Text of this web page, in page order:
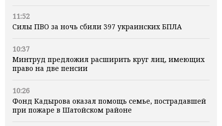
11:52
Силы ПВО за ночь сбили 397 украинских БПЛА
10:37
Минтруд предложил расширить круг лиц, имеющих
право на две пенсии
10:26
Фонд Кадырова оказал помощь семье, пострадавшей
при пожаре в Шатойском районе